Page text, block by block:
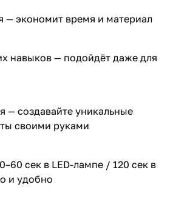
— экономит время и материал
навыков — подойдёт даже для
— создавайте уникальные
своими руками
сек в LED-лампе / 120 сек в
и удобно